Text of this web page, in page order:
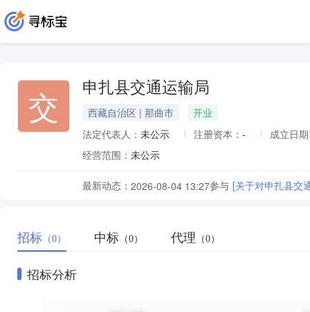
交 申扎县交通运输局
西藏自治区 | 那曲市
开业
法定代表人： 未公示 注册资本： -
成立日
经营范围： 未公示
最新动态： 2026-08-04 13:27参与 [关于对申扎县交
招标 （0） 中标 （0） 代理 （0）
招标分析